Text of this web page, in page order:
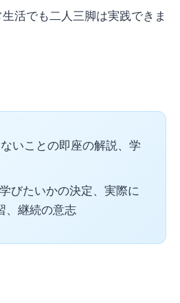
活でも二人三脚は実践できま
ないことの即座の解説、学
びたいかの決定、実際に
、継続の意志